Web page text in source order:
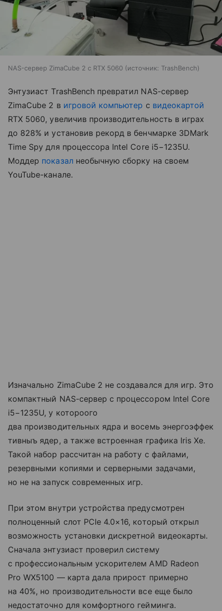
NAS-сервер ZimaCube 2 с RTX 5060 источник: TrashBench
Энтузиаст TrashBench превратил NAS-сервер
ZimaCube 2 в игровой компьютер с видеокартой
RTX 5060, увеличив производительность в играх
до 828% и установив рекорд в бенчмарке 3DMark
Time Spy для процессора Intel Core i5−1235U.
Моддер показалнеобычную сборку на своем
YouTube-канале.
Изначально ZimaCube 2 не создавался для игр. Это
компактный NAS-сервер с процессором Intel Core
i5−1235U, у котороого
два производительных ядра и восемь энергоэффек
тивныъ ядер, а также встроенная графика Iris Xe.
Такой набор рассчитан на работу с файлами,
резервными копиями и серверными задачами,
но не на запуск современных игр.
При этом внутри устройства предусмотрен
полноценный слот PCIe 4.0×16, который открыл
возможность установки дискретной видеокарты.
Сначала энтузиаст проверил систему
с профессиональным ускорителем AMD Radeon
Pro WX5100 — карта дала прирост примерно
на 40%, но производительности все еще было
недостаточно для комфортного гейминга.